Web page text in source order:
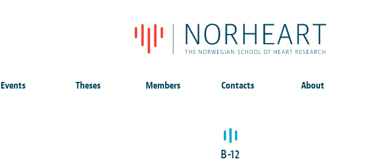
Events Theses Members Contacts About
B-12